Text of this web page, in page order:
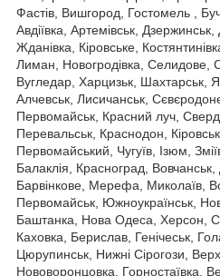
Фастів, Вишгород, Гостомель ,
Авдіївка, Артемівськ,
Жданівка, Кіровське,
Лиман, Новогродівка, Селидове,
Вугледар, Харцизьк, Шахтарськ,
Алчевськ, Лисичанськ,
Первомайськ, Красний луч,
Перевальськ, Краснодон,
Первомайський, Чугуїв, Ізюм,
Балаклія, Красноград, Вовчанськ,
Барвінкове, Мерефа, Миколаїв,
Первомайськ, Южноукраїнськ,
Баштанка, Нова Одеса, Херсон,
Каховка, Берислав, Генічеськ,
Цюрупинськ, Нижні Сірогози,
Нововоронцовка, Горностаївка,